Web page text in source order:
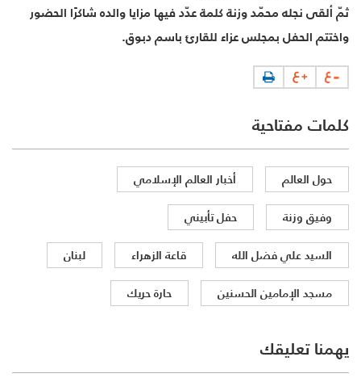
ثمّ ألقى نجله محمّد وزنة كلمة عدّد فيها مزايا والده شاكرًا الحضور
واختتم الحفل بمجلس عزاء للقارئ باسم دبوق.
كلمات مفتاحية
حول العالم
أخبار العالم الإسلامي
وفيق وزنة
حفل تأبيني
السيد علي فضل الله
قاعة الزهراء
لبنان
مسجد الإمامين الحسنين
حارة حريك
يهمنا تعليقك